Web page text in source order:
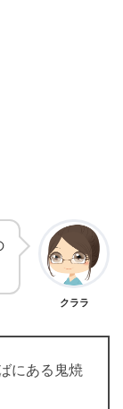
クララ
にある鬼焼